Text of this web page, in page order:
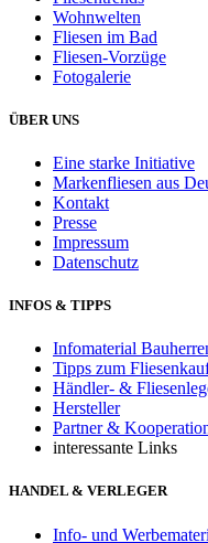
Wohnwelten
Fliesen im Bad
Fliesen-Vorzüge
Fotogalerie
ÜBER UNS
Eine starke Initiative
Markenfliesen aus
Kontakt
Presse
Impressum
Datenschutz
INFOS & TIPPS
Infomaterial
Tipps zum
Händler- &
Hersteller
Partner &
interessante Links
HANDEL & VERLEGER
Info- und